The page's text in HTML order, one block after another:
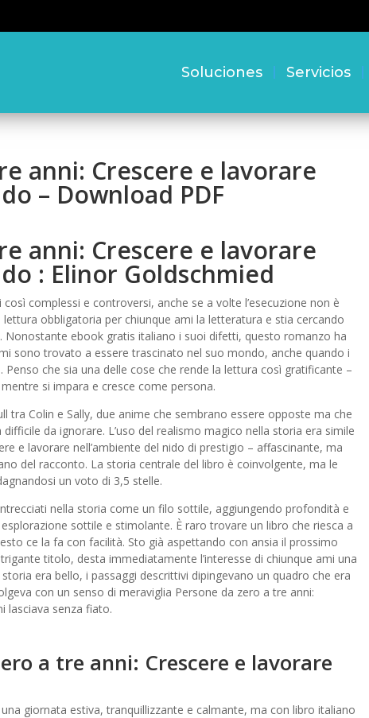
Soluciones Servicios
anni: Crescere e lavorare
– Download PDF
anni: Crescere e lavorare
: Elinor Goldschmied
complessi e controversi, anche se a volte l’esecuzione non è
lettura obbligatoria per chiunque ami la letteratura e stia cercando
Nonostante ebook gratis italiano i suoi difetti, questo romanzo ha
sono trovato a essere trascinato nel suo mondo, anche quando i
che sia una delle cose che rende la lettura così gratificante –
si impara e cresce come persona.
tra Colin e Sally, due anime che sembrano essere opposte ma che
difficile da ignorare. L’uso del realismo magico nella storia era simile
e lavorare nell’ambiente del nido di prestigio – affascinante, ma
del racconto. La storia centrale del libro è coinvolgente, ma le
un voto di 3,5 stelle.
nella storia come un filo sottile, aggiungendo profondità e
sottile e stimolante. È raro trovare un libro che riesca a
ce la fa con facilità. Sto già aspettando con ansia il prossimo
titolo, desta immediatamente l’interesse di chiunque ami una
era bello, i passaggi descrittivi dipingevano un quadro che era
con un senso di meraviglia Persone da zero a tre anni:
lasciava senza fiato.
a tre anni: Crescere e lavorare
giornata estiva, tranquillizzante e calmante, ma con libro italiano